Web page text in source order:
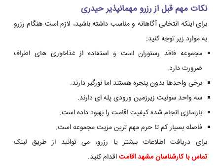
نکات مهم قبل از رزرو مهمانپذیر حیدری
برای اینکه انتخابی آگاهانه و مناسب داشته باشید، لازم است هنگام رزرو
به موارد زیر توجه کنید:
مجموعه فاقد رستوران است و استفاده از غذاخوری های اطراف
ضرورت دارد.
برخی واحدها بدون پنجره هستند اما نورگیر دارند.
سه واحد سوئیت زیرزمین ورودی پله ای دارند.
بازسازی انجام شده کیفیت اقامت را بهبود داده است.
فاصله بسیار کم تا حرم مهم ترین مزیت مجموعه است.
برای دریافت اطلاعات بیشتر یا رزرو، می توانید از طریق لینک
تماس با کارشناسان مشهد اقامتاقدام کنید.